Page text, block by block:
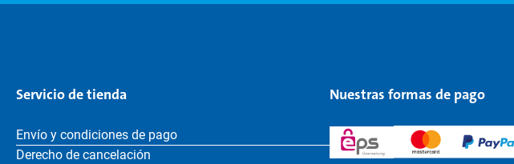
Servicio de tienda
Envío y condiciones de pago
Derecho de cancelación
Nuestras formas de pago